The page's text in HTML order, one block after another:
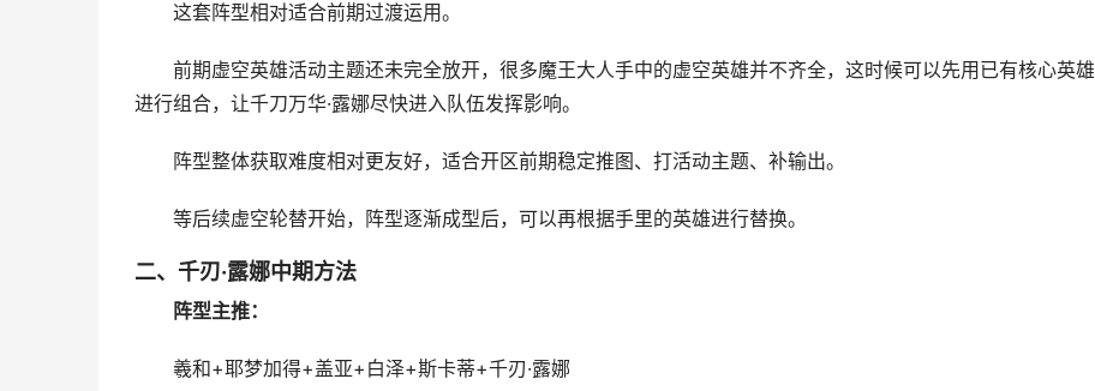
这套阵型相对适合前期过渡运用。
前期虚空英雄活动主题还未完全放开，很多魔王大人手中的虚空英雄并不齐全，这时候可以先用已有核心英雄
进行组合，让千刀万华·露娜尽快进入队伍发挥影响。
阵型整体获取难度相对更友好，适合开区前期稳定推图、打活动主题、补输出。
等后续虚空轮替开始，阵型逐渐成型后，可以再根据手里的英雄进行替换。
二、千刃·露娜中期方法
阵型主推：
羲和+耶梦加得+盖亚+白泽+斯卡蒂+千刃·露娜